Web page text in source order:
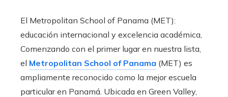
El Metropolitan School of Panama (MET):
educación internacional y excelencia académica,
Comenzando con el primer lugar en nuestra lista,
el Metropolitan School of Panama (MET) es
ampliamente reconocido como la mejor escuela
particular en Panamá. Ubicada en Green Valley,